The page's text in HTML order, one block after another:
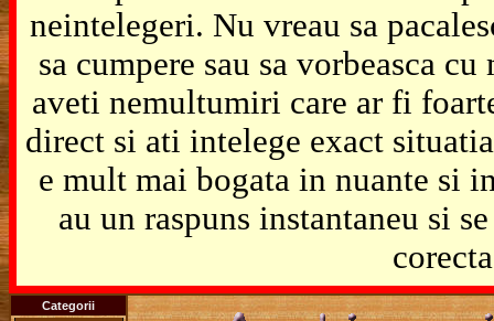
neintelegeri. Nu vreau sa
sa cumpere sau sa vorbeasca
aveti nemultumiri care ar fi
direct si ati intelege exact
e mult mai bogata in nuante si
au un raspuns instantaneu si
Categorii